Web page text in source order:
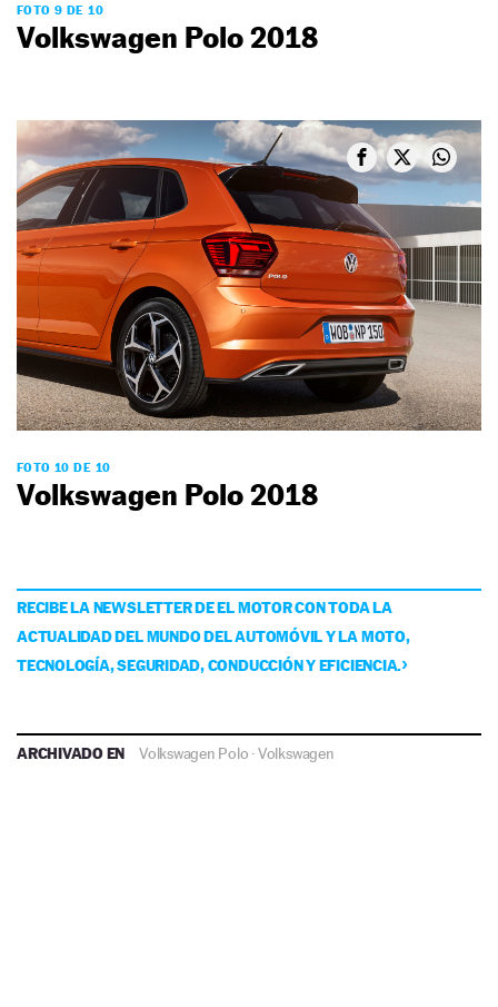
FOTO 9 DE 10
Volkswagen Polo 2018
FOTO 10 DE 10
Volkswagen Polo 2018
RECIBE LA NEWSLETTER DE EL MOTOR CON TODA LA
ACTUALIDAD DEL MUNDO DEL AUTOMÓVIL Y LA MOTO,
TECNOLOGÍA, SEGURIDAD, CONDUCCIÓN Y EFICIENCIA.
ARCHIVADO EN Volkswagen Polo ·Volkswagen